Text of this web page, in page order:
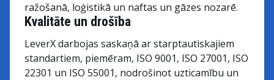
ražošanā, loģistikā un naftas un gāzes nozarē.
Kvalitāte un drošība
LeverX darbojas saskaņā ar starptautiskajiem
standartiem, piemēram, ISO 9001, ISO 27001, ISO
22301 un ISO 55001, nodrošinot uzticamību un